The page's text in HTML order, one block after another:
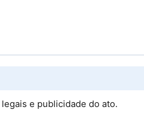
e publicidade do ato.